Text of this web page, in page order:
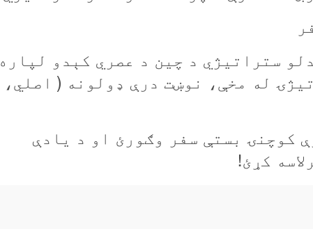
i
ستراتیژي د چین د عصري کېدو لپاره
له مخې، نوښت درې ډولونه ( اصلي،
کوچنۍ بستې سفر وګورئ او د يادې
کړئ!